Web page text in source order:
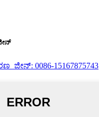
0086-15167875743